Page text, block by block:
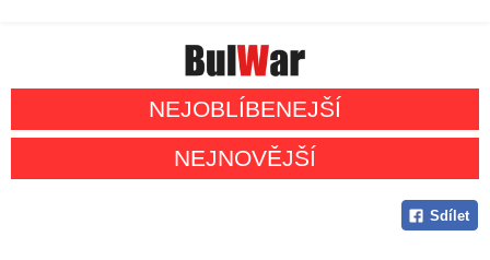
NEJOBLÍBENEJŠÍ
NEJNOVĚJŠÍ
Sdílet